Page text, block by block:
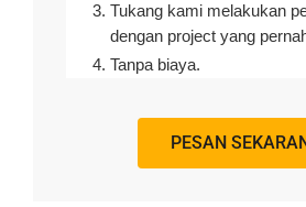
Tukang kami melakukan
dengan project yang
Tanpa biaya.
PESAN